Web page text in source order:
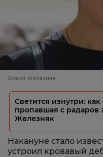
Олеся Железняк
Светится изнутри:
пропавшая с радаров
Железняк
Накануне стало
устроил кровавый